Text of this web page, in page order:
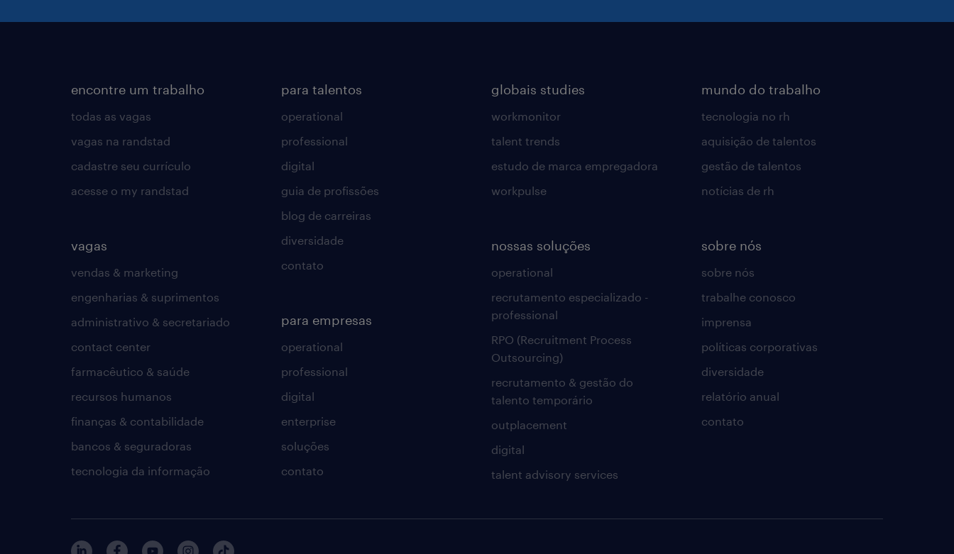
encontre um trabalho
todas as vagas
vagas na randstad
cadastre seu currículo
acesse o my randstad
vagas
vendas & marketing
engenharias & suprimentos
administrativo & secretariado
contact center
farmacêutico & saúde
recursos humanos
finanças & contabilidade
bancos & seguradoras
tecnologia da informação
para talentos
operational
professional
digital
guia de profissões
blog de carreiras
diversidade
contato
para empresas
operational
professional
digital
enterprise
soluções
contato
globais studies
workmonitor
talent trends
estudo de marca empregadora
workpulse
nossas soluções
operational
recrutamento especializado -
professional
RPO (Recruitment Process
Outsourcing)
recrutamento & gestão do
talento temporário
outplacement
digital
talent advisory services
mundo do trabalho
tecnologia no rh
aquisição de talentos
gestão de talentos
notícias de rh
sobre nós
sobre nós
trabalhe conosco
imprensa
políticas corporativas
diversidade
relatório anual
contato